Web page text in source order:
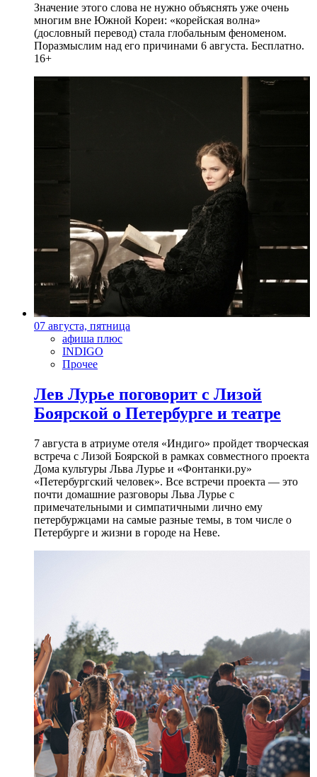
Значение этого слова не нужно объяснять уже очень
многим вне Южной Кореи: «корейская волна»
(дословный перевод) стала глобальным феноменом.
Поразмыслим над его причинами 6 августа. Бесплатно.
16+
07 августа, пятница
афиша плюс
INDIGO
Прочее
Лев Лурье поговорит с Лизой
Боярской о Петербурге и театре
7 августа в атриуме отеля «Индиго» пройдет творческая
встреча с Лизой Боярской в рамках совместного проекта
Дома культуры Льва Лурье и «Фонтанки.ру»
«Петербургский человек». Все встречи проекта — это
почти домашние разговоры Льва Лурье с
примечательными и симпатичными лично ему
петербуржцами на самые разные темы, в том числе о
Петербурге и жизни в городе на Неве.